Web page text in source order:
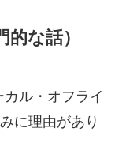
な話）
ル・オフライ
に理由があり